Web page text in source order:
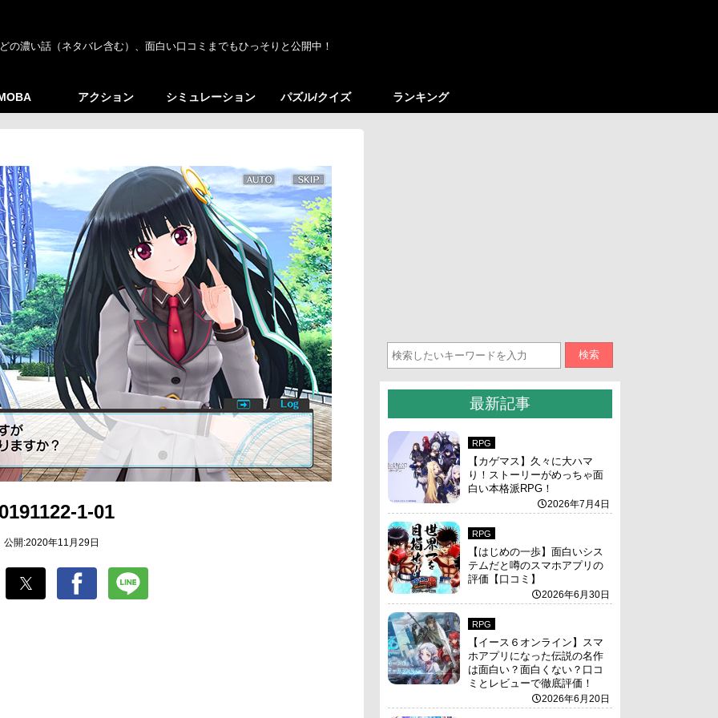
濃い話（ネタバレ含む）、面白い口コミまでもひっそりと公開中！
アクション シミュレーション パズル/クイズ ランキング
1-01
公開:2020年11月29日
検索
最新記事
RPG
【カゲマス】久々に大ハマ
り！ストーリーがめっちゃ面
白い本格派RPG！
2026年7月4日
RPG
【はじめの一歩】面白いシス
テムだと噂のスマホアプリの
評価【口コミ】
2026年6月30日
RPG
【イース６オンライン】スマ
ホアプリになった伝説の名作
は面白い？面白くない？口コ
ミとレビューで徹底評価！
2026年6月20日